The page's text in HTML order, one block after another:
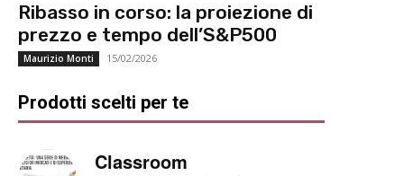
Ribasso in corso: la proiezione di
prezzo e tempo dell’S&P500
Maurizio Monti 15/02/2026
Prodotti scelti per te
Classroom